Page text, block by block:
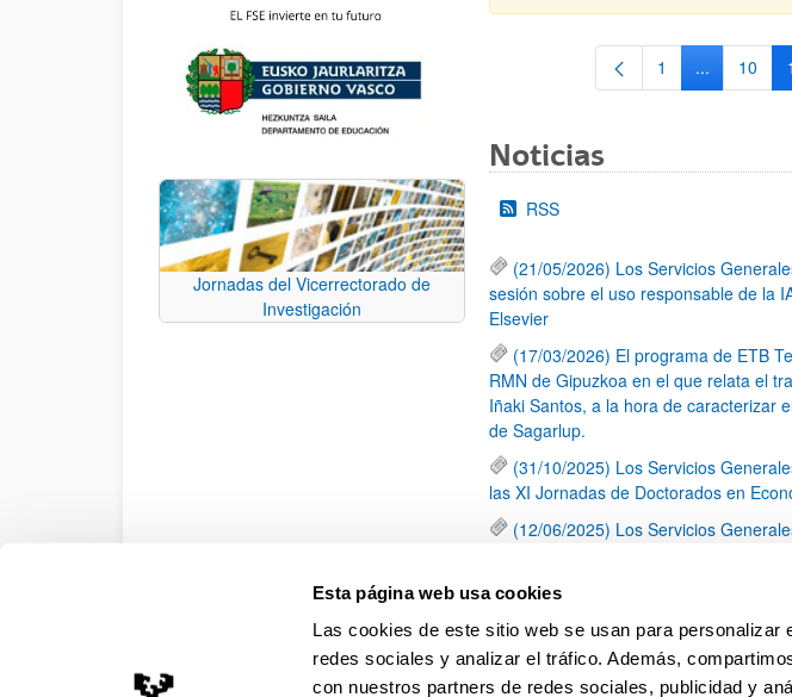
Esta página web usa cookies
Las cookies de este sitio web se usan para
redes sociales y analizar el tráfico. Además,
con nuestros partners de redes sociales, publicidad y
Jornadas del Vicerrectorado de
Investigación
Página
1 ...Páginas
10
Noticias
RSS
(21/05/2026) Los Servicios
sesión sobre el uso responsable de la
Elsevier
(17/03/2026) El programa de ETB
RMN de Gipuzkoa en el que relata el
Iñaki Santos, a la hora de caracterizar
de Sagarlup.
(31/10/2025) Los Servicios
las XI Jornadas de Doctorados en
(12/06/2025) Los Servicios
una caracterización química de dos
1 2